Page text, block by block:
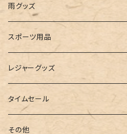
ビスチェ
その他
レースアップ
ルームシューズ
インソール
ローファー
リュック
ハンドバッグ
ボストンバッグ
オフショルダー
バンドゥ
タンキニ
キャミキニ
フィットネス
ユニセックス
マスクケース
帽子
ストール・マフラー
手袋
ポーチ
パスケース
雨グッズ
レインコート
スポーツ用品
トレーニング・スポーツウェア
トレーニンググッズ
ヨガウェア
レジャーグッズ
ビーチグッズ
タイムセール
その他